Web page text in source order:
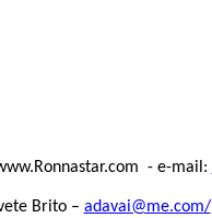
- e-mail:
Brito – adavai@me.com/